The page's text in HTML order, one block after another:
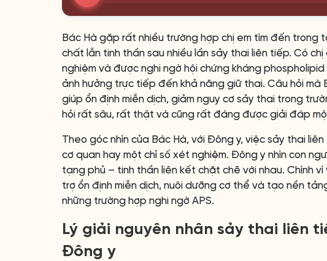
Bác Hà gặp rất nhiều trường hợp chị em tìm đến
chất lẫn tinh thần sau nhiều lần sảy thai liên tiếp. Có
nghiệm và được nghi ngờ hội chứng kháng
ảnh hưởng trực tiếp đến khả năng giữ thai. Câu hỏi mà
giúp ổn định miễn dịch, giảm nguy cơ sảy thai trong
hỏi rất sâu, rất thật và cũng rất đáng được giải đáp
Theo góc nhìn của Bác Hà, với Đông y, việc sảy thai
cơ quan hay một chỉ số xét nghiệm. Đông y nhìn con
tạng phủ – tinh thần liên kết chặt chẽ với nhau. Chính
trợ ổn định miễn dịch, nuôi dưỡng cơ thể và tạo nền
những trường hợp nghi ngờ APS.
Lý giải nguyên nhân sảy thai liên
Đông y